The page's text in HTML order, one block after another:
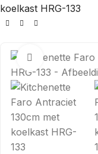
koelkast HRG-133
Click to